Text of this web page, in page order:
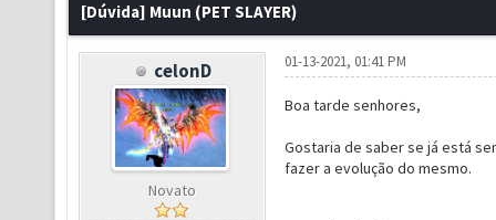
[Dúvida] Muun (PET SLAYER)
celonD
Novato
01-13-2021, 01:41 PM
Boa tarde senhores,
Gostaria de saber se já está
fazer a evolução do mesmo.